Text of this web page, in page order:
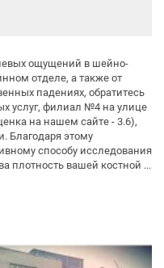
ощущений в шейно-
отделе, а также от
падениях, обратитесь
услуг, филиал №4 на улице
на нашем сайте - 3.6),
Благодаря этому
способу исследования
плотность вашей костной ...